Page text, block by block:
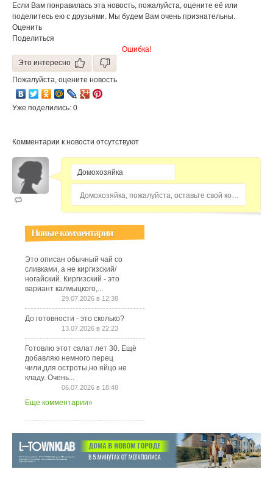
Если Вам понравилась эта новость, пожалуйста, оцените её или
поделитесь ею с друзьями. Мы будем Вам очень признательны.
Оценить
Поделиться
Ошибка!
Это интересно
Пожалуйста, оцените новость
Уже поделились: 0
Комментарии к новости отсутствуют
Домохозяйка, пожалуйста, оставьте свой комментарий...
Новые комментарии
Это описан обычный чай со
сливками, а не киргизский/
ногайский. Киргизский - это
вариант калмыцкого,...
29.07.2026 в 12:38
До готовности - это сколько?
13.07.2026 в 22:23
Готовлю этот салат лет 30. Ещё
добавляю немного перец
чили,для остроты,но яйцо не
кладу. Очень...
06.07.2026 в 18:48
Еще комментарии»